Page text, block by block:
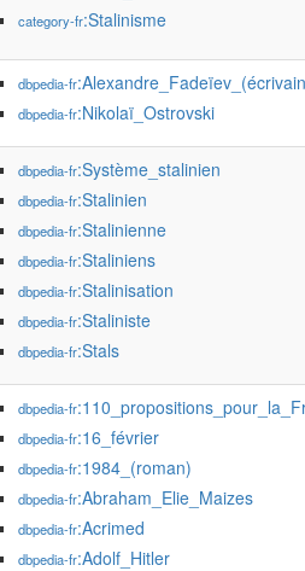
category-fr:Stalinisme
dbpedia-fr
dbpedia-fr:Nikolaï_Ostrovski
dbpedia-fr:Système_stalinien
dbpedia-fr:Stalinien
dbpedia-fr:Stalinienne
dbpedia-fr:Staliniens
dbpedia-fr:Stalinisation
dbpedia-fr:Staliniste
dbpedia-fr:Stals
dbpedia-fr
dbpedia-fr:16_février
dbpedia-fr:1984_(roman)
dbpedia-fr:Abraham_Elie_Maizes
dbpedia-fr:Acrimed
dbpedia-fr:Adolf_Hitler